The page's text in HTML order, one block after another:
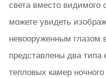
света вместо видимого
можете увидеть
невооруженным глазом
представлены два
тепловых камер